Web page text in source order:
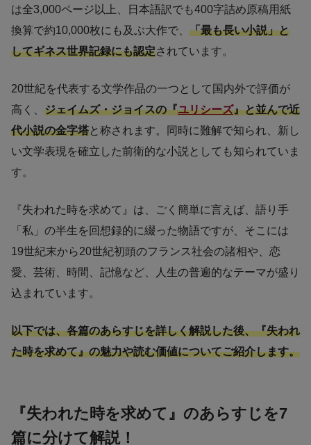
は全3,000ページ以上、日本語訳でも400字詰め原稿用紙
換算で約10,000枚にも及ぶ大作で、 「最も長い小説」と
してギネス世界記録にも認定されています。
20世紀を代表する文学作品の一つとして国内外で評価が
高く、 ジェイムズ・ジョイスの『ユリシーズ』と並んで近
代小説の金字塔と称されます。同時に難解で知られ、新し
い文学表現を確立した前衛的な小説としても知られていま
す。
『失われた時を求めて』は、ごく簡単に言えば、語り手
「私」の半生を回想録的に綴った物語ですが、そこには
19世紀末から20世紀初頭のフランス社会の諸相や、恋
愛、芸術、時間、記憶など、人生の普遍的なテーマが盛り
込まれています。
以下では、各篇のあらすじを詳しく解説した後、『失われ
た時を求めて』の魅力や読む価値についてご紹介します。
『失われた時を求めて』のあらすじを7
篇に分けて解説！